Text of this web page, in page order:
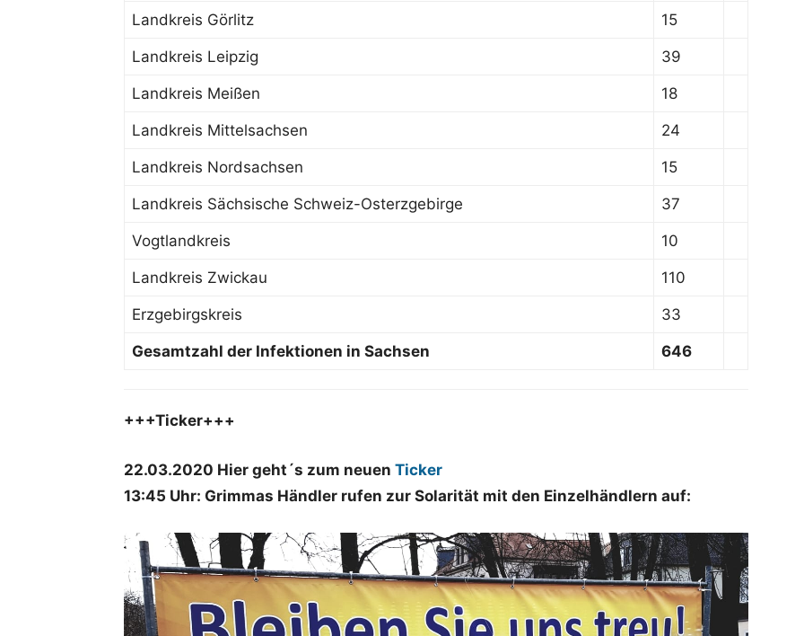
Landkreis Görlitz 15
Landkreis Leipzig 39
Landkreis Meißen 18
Landkreis Mittelsachsen 24
Landkreis Nordsachsen 15
Landkreis Sächsische Schweiz-Osterzgebirge 37
Vogtlandkreis 10
Landkreis Zwickau 110
Erzgebirgskreis 33
Gesamtzahl der Infektionen in Sachsen 646
+++Ticker+++
22.03.2020 Hier geht´s zum neuen Ticker
13:45 Uhr: Grimmas Händler rufen zur Solarität mit den Einzelhändlern auf: